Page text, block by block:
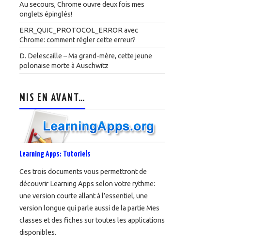
Au secours, Chrome ouvre deux fois mes
onglets épinglés!
ERR_QUIC_PROTOCOL_ERROR avec
Chrome: comment régler cette erreur?
D. Delescaille – Ma grand-mère, cette jeune
polonaise morte à Auschwitz
MIS EN AVANT…
Learning Apps: Tutoriels
Ces trois documents vous permettront de
découvrir Learning Apps selon votre rythme:
une version courte allant à l’essentiel, une
version longue qui parle aussi de la partie Mes
classes et des fiches sur toutes les applications
disponibles.